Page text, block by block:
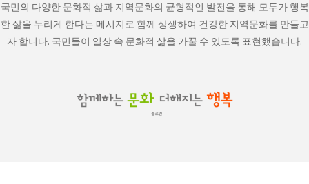
국민의 다양한 문화적 삶과 지역문화의 균형적인 발전을 통해 모두가 행복
한 삶을 누리게 한다는 메시지로 함께 상생하여 건강한 지역문화를 만들고
자 합니다. 국민들이 일상 속 문화적 삶을 가꿀 수 있도록 표현했습니다.